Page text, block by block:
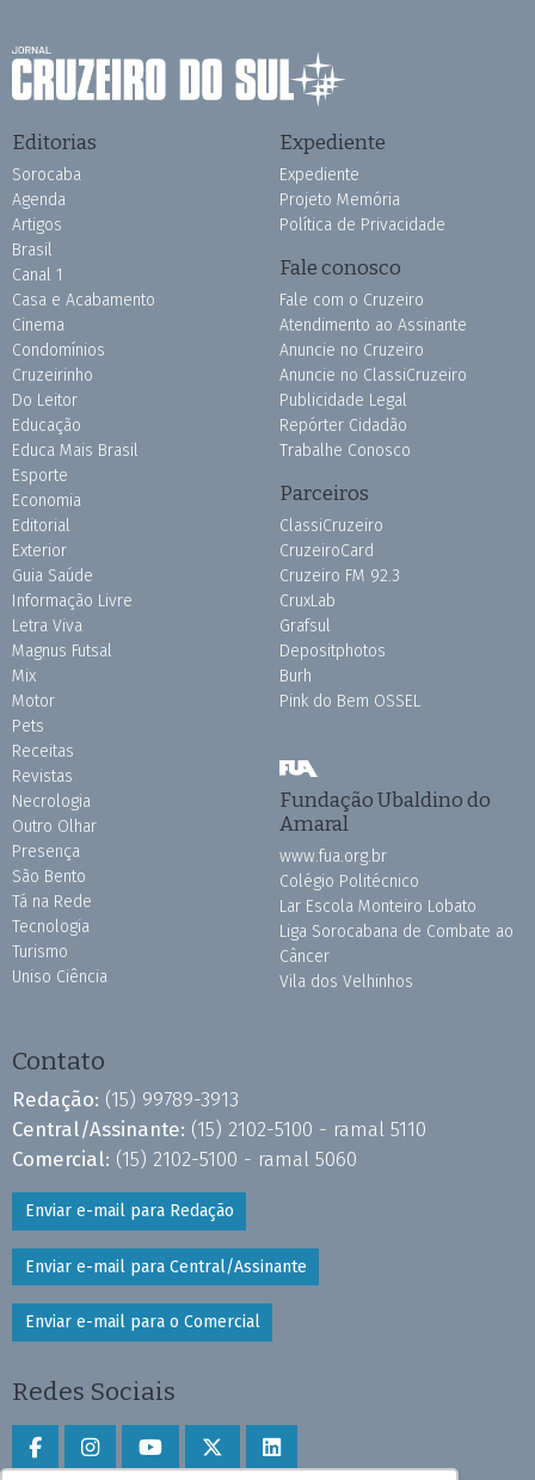
Editorias
Sorocaba
Agenda
Artigos
Brasil
Canal 1
Casa e Acabamento
Cinema
Condomínios
Cruzeirinho
Do Leitor
Educação
Educa Mais Brasil
Esporte
Economia
Editorial
Exterior
Guia Saúde
Informação Livre
Letra Viva
Magnus Futsal
Mix
Motor
Pets
Receitas
Revistas
Necrologia
Outro Olhar
Presença
São Bento
Tá na Rede
Tecnologia
Turismo
Uniso Ciência
Expediente
Expediente
Projeto Memória
Política de Privacidade
Fale conosco
Fale com o Cruzeiro
Atendimento ao Assinante
Anuncie no Cruzeiro
Anuncie no ClassiCruzeiro
Publicidade Legal
Repórter Cidadão
Trabalhe Conosco
Parceiros
ClassiCruzeiro
CruzeiroCard
Cruzeiro FM 92.3
CruxLab
Grafsul
Depositphotos
Burh
Pink do Bem OSSEL
Fundação Ubaldino do
Amaral
www.fua.org.br
Colégio Politécnico
Lar Escola Monteiro Lobato
Liga Sorocabana de Combate ao
Câncer
Vila dos Velhinhos
Contato
Redação: (15) 99789-3913
Central/Assinante: (15) 2102-5100 - ramal 5110
Comercial: (15) 2102-5100 - ramal 5060
Enviar e-mail para Redação
Enviar e-mail para Central/Assinante
Enviar e-mail para o Comercial
Redes Sociais